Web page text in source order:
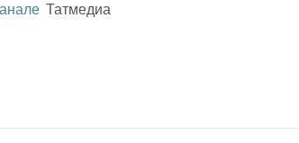
Татмедиа